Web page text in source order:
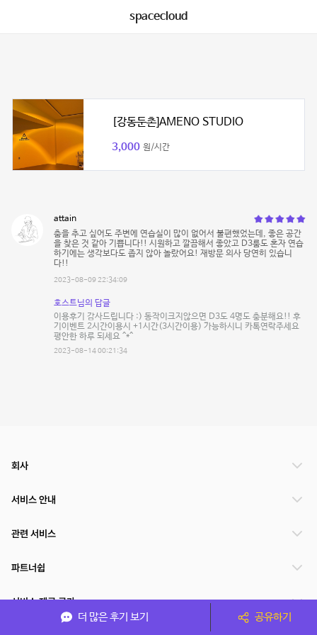
spacecloud
[강동둔촌]AMENO STUDIO
3,000 원/시간
attain
춤을 추고 싶어도 주변에 연습실이 많이 없어서 불편했었는데, 좋은 공간
을 찾은 것 같아 기쁩니다!! 시원하고 깔끔해서 좋았고 D3룸도 혼자 연습
하기에는 생각보다도 좁지 않아 놀랐어요! 재방문 의사 당연히 있습니
다!!
2023-08-09 22:34:09
호스트님의 답글
이용후기 감사드립니다 :) 동작이크지않으면 D3도 4명도 충분해요!! 후
기이벤트 2시간이용시 +1시간(3시간이용) 가능하시니 카톡연락주세요
평안한 하루 되세요 ^*^
2023-08-14 00:21:34
더 많은 후기 보기 공유하기
회사
서비스 안내
관련 서비스
파트너쉽
서비스 제공 국가